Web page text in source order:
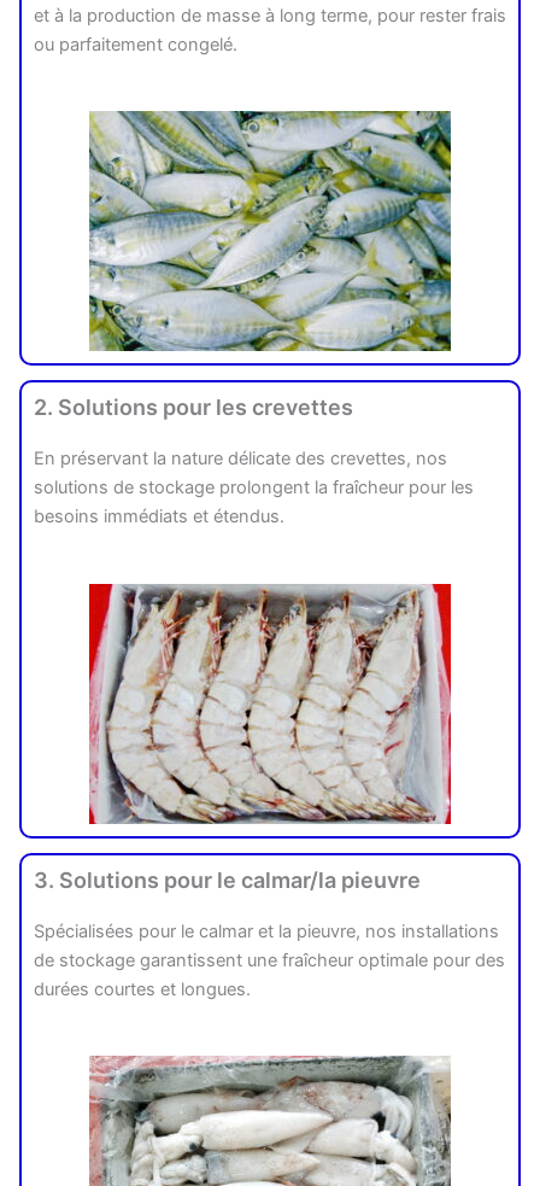
et à la production de masse à long terme, pour rester frais
ou parfaitement congelé.
2. Solutions pour les crevettes
En préservant la nature délicate des crevettes, nos
solutions de stockage prolongent la fraîcheur pour les
besoins immédiats et étendus.
3. Solutions pour le calmar/la pieuvre
Spécialisées pour le calmar et la pieuvre, nos installations
de stockage garantissent une fraîcheur optimale pour des
durées courtes et longues.